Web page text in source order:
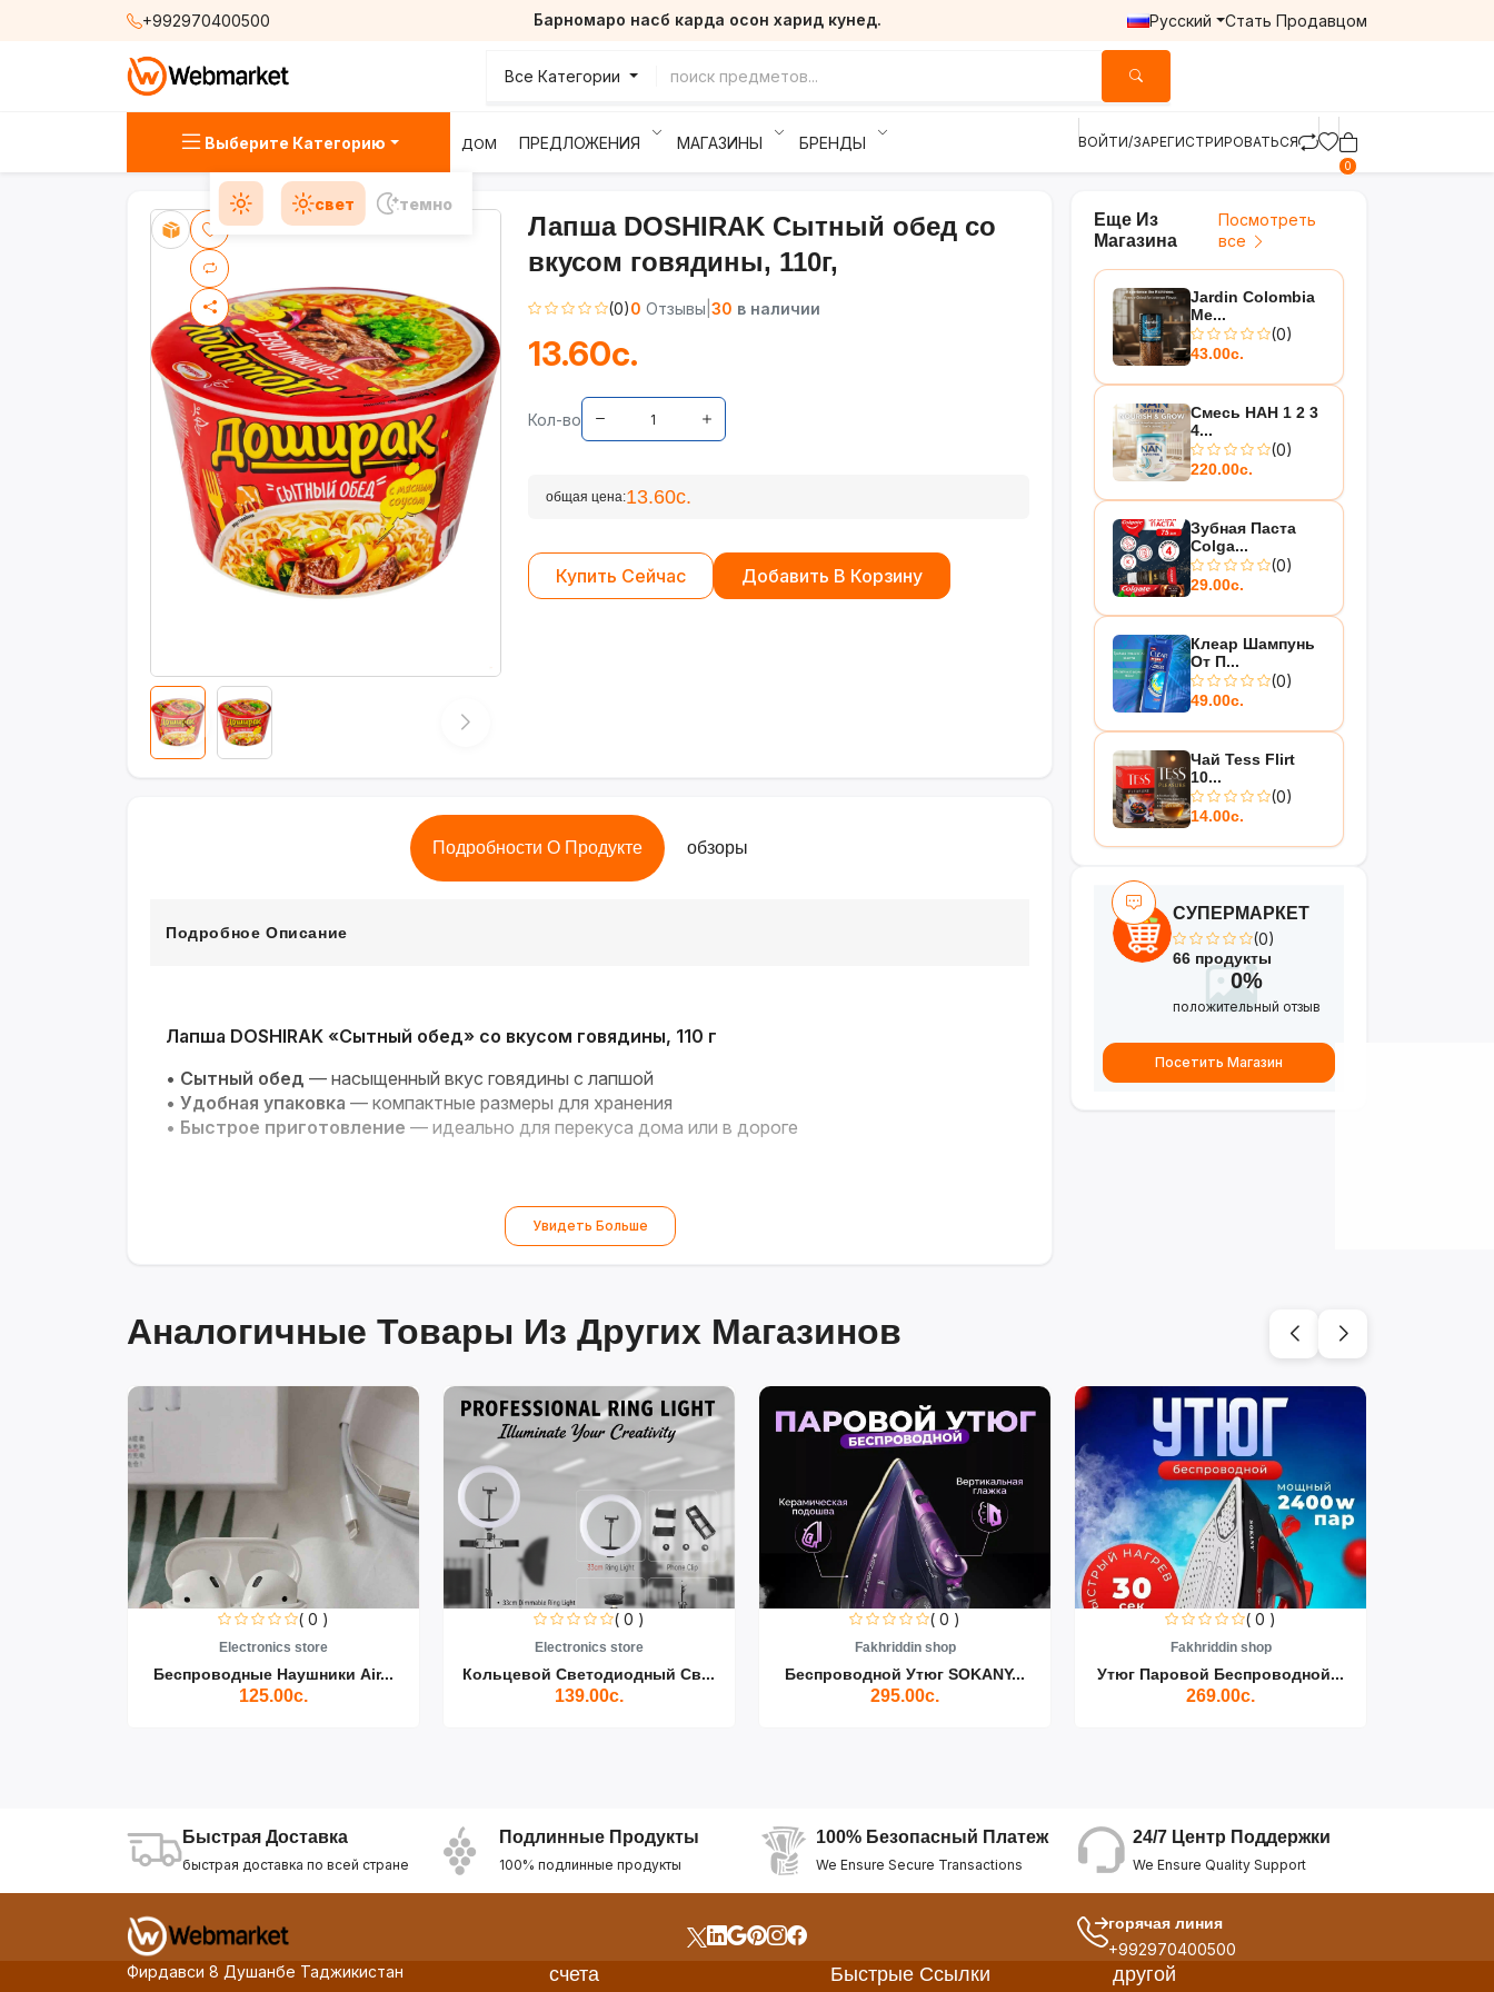
+992970400500 Барномаро насб карда осон харид кунед. Русский Стать Продавцом
Все Категории
Выберите Категорию ДОМ ПРЕДЛОЖЕНИЯ МАГАЗИНЫ БРЕНДЫ ВОЙТИ/ЗАРЕГИСТРИРОВАТЬСЯ
0
свет темно
Лапша DOSHIRAK Сытный обед со
вкусом говядины, 110г,
(0)0 Отзывы 30 в наличии
13.60с.
Кол-во
общая цена:13.60с.
Купить Сейчас Добавить В Корзину
Подробности О Продукте обзоры
Подробное Описание
Лапша DOSHIRAK «Сытный обед» со вкусом говядины, 110 г
• Сытный обед — насыщенный вкус говядины с лапшой
• Удобная упаковка — компактные размеры для хранения
• Быстрое приготовление — идеально для перекуса дома или в дороге
Увидеть Больше
Еще Из
Магазина
Посмотреть
все
Jardin Colombia
Me...
(0)
43.00с.
Смесь НАН 1 2 3
4...
(0)
220.00с.
Зубная Паста
Colga...
(0)
29.00с.
Клеар Шампунь
От П...
(0)
49.00с.
Чай Tess Flirt
10...
(0)
14.00с.
СУПЕРМАРКЕТ
(0)
66 продукты
0%
положительный отзыв
Посетить Магазин
Аналогичные Товары Из Других Магазинов
( 0 )
Electronics store
Беспроводные Наушники Air...
125.00с.
( 0 )
Electronics store
Кольцевой Светодиодный Св...
139.00с.
( 0 )
Fakhriddin shop
Беспроводной Утюг SOKANY...
295.00с.
( 0 )
Fakhriddin shop
Утюг Паровой Беспроводной...
269.00с.
Быстрая Доставка
быстрая доставка по всей стране
Подлинные Продукты
100% подлинные продукты
100% Безопасный Платеж
We Ensure Secure Transactions
24/7 Центр Поддержки
We Ensure Quality Support
горячая линия
+992970400500
Фирдавси 8 Душанбе Таджикистан
счета Быстрые Ссылки другой